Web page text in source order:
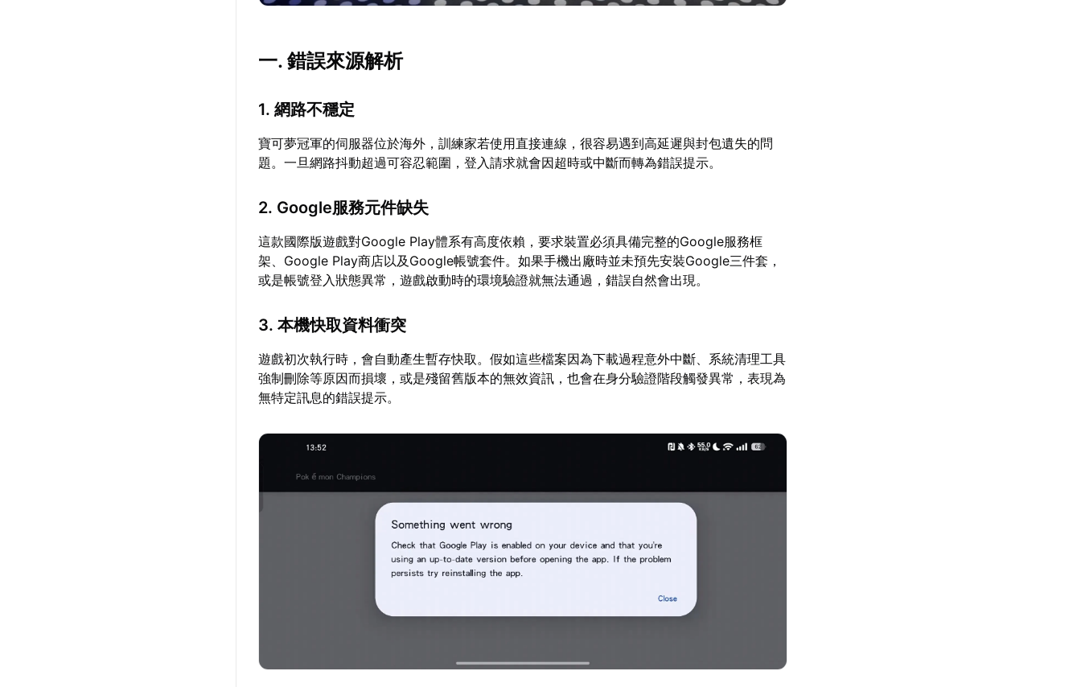
一. 錯誤來源解析
1. 網路不穩定
寶可夢冠軍的伺服器位於海外，訓練家若使用直接連線，很容易遇到高延遲與封包遺失的問
題。一旦網路抖動超過可容忍範圍，登入請求就會因超時或中斷而轉為錯誤提示。
2. Google服務元件缺失
這款國際版遊戲對Google Play體系有高度依賴，要求裝置必須具備完整的Google服務框
架、Google Play商店以及Google帳號套件。如果手機出廠時並未預先安裝Google三件套，
或是帳號登入狀態異常，遊戲啟動時的環境驗證就無法通過，錯誤自然會出現。
3. 本機快取資料衝突
遊戲初次執行時，會自動產生暫存快取。假如這些檔案因為下載過程意外中斷、系統清理工具
強制刪除等原因而損壞，或是殘留舊版本的無效資訊，也會在身分驗證階段觸發異常，表現為
無特定訊息的錯誤提示。